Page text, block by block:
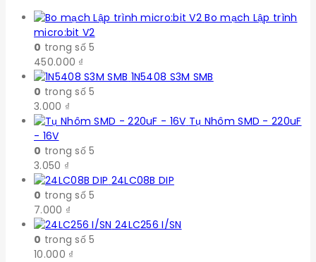
Bo mạch Lập trình
micro:bit V2
0 trong số 5
450.000 ₫
1N5408 S3M SMB
0 trong số 5
3.000 ₫
Tụ Nhôm SMD - 220uF
- 16V
0 trong số 5
3.050 ₫
24LC08B DIP
0 trong số 5
7.000 ₫
24LC256 I/SN
0 trong số 5
10.000 ₫